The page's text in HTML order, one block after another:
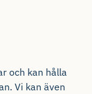
och kan hålla
Vi kan även